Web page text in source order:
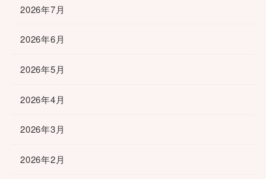
2026年7月
2026年6月
2026年5月
2026年4月
2026年3月
2026年2月